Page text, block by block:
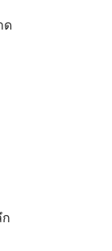
ด